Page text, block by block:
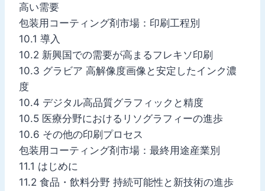
高い需要
包装用コーティング剤市場：印刷工程別
10.1 導入
10.2 新興国での需要が高まるフレキソ印刷
10.3 グラビア 高解像度画像と安定したインク濃
度
10.4 デジタル高品質グラフィックと精度
10.5 医療分野におけるリソグラフィーの進歩
10.6 その他の印刷プロセス
包装用コーティング剤市場：最終用途産業別
11.1 はじめに
11.2 食品・飲料分野 持続可能性と新技術の進歩